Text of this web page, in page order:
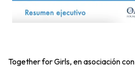
Together for Girls, en asociación con